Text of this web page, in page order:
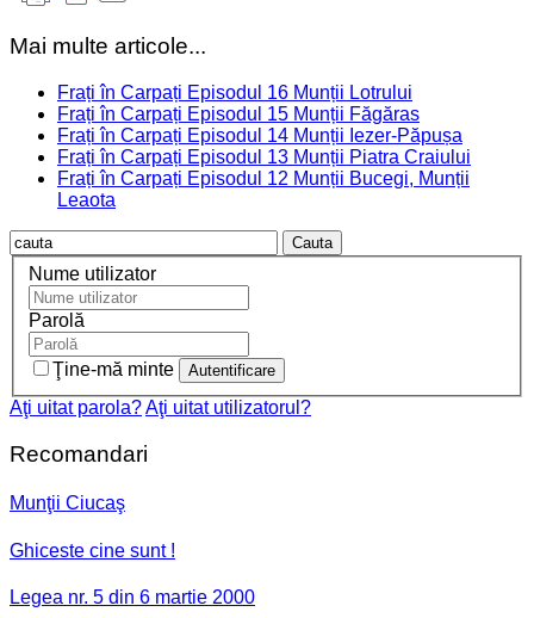
Mai multe articole...
Frați în Carpați Episodul 16 Munții Lotrului
Frați în Carpați Episodul 15 Munții Făgăras
Frați în Carpați Episodul 14 Munții Iezer-Păpușa
Frați în Carpați Episodul 13 Munții Piatra Craiului
Frați în Carpați Episodul 12 Munții Bucegi, Munții
Leaota
Cauta
Nume utilizator
Parolă
Ţine-mă minte
Aţi uitat parola?Aţi uitat utilizatorul?
Recomandari
Munţii Ciucaş
Ghiceste cine sunt !
Legea nr. 5 din 6 martie 2000